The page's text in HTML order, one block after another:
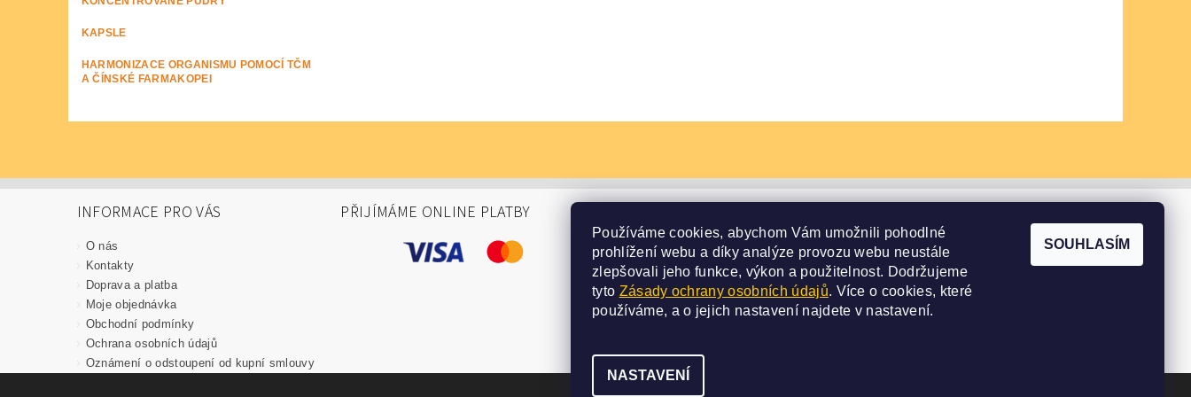
KAPSLE
HARMONIZACE ORGANISMU POMOCÍ TČM
A ČÍNSKÉ FARMAKOPEI
INFORMACE PRO VÁS
O nás
Kontakty
Doprava a platba
Moje objednávka
Obchodní podmínky
Ochrana osobních údajů
Oznámení o odstoupení od kupní smlouvy
PŘIJÍMÁME ONLINE PLATBY
Používáme cookies, abychom Vám umožnili pohodlné
prohlížení webu a díky analýze provozu webu neustále
zlepšovali jeho funkce, výkon a použitelnost. Dodržujeme
tyto Zásady ochrany osobních údajů. Více o cookies, které
používáme, a o jejich nastavení najdete v nastavení.
NASTAVENÍ
SOUHLASÍM